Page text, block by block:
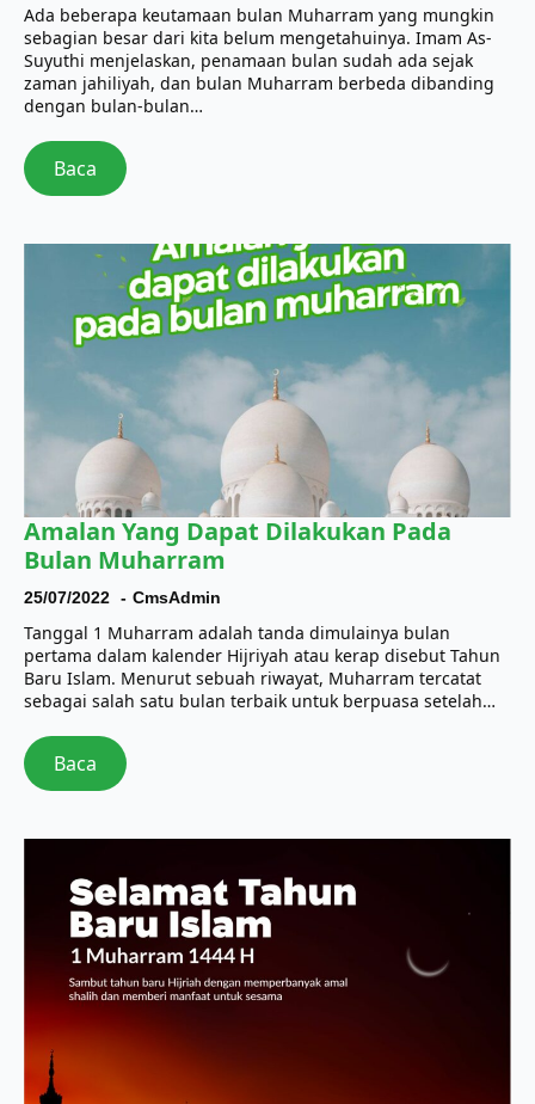
Ada beberapa keutamaan bulan Muharram yang mungkin
sebagian besar dari kita belum mengetahuinya. Imam As-
Suyuthi menjelaskan, penamaan bulan sudah ada sejak
zaman jahiliyah, dan bulan Muharram berbeda dibanding
dengan bulan-bulan…
Baca
Amalan Yang Dapat Dilakukan Pada
Bulan Muharram
25/07/2022 CmsAdmin
Tanggal 1 Muharram adalah tanda dimulainya bulan
pertama dalam kalender Hijriyah atau kerap disebut Tahun
Baru Islam. Menurut sebuah riwayat, Muharram tercatat
sebagai salah satu bulan terbaik untuk berpuasa setelah…
Baca